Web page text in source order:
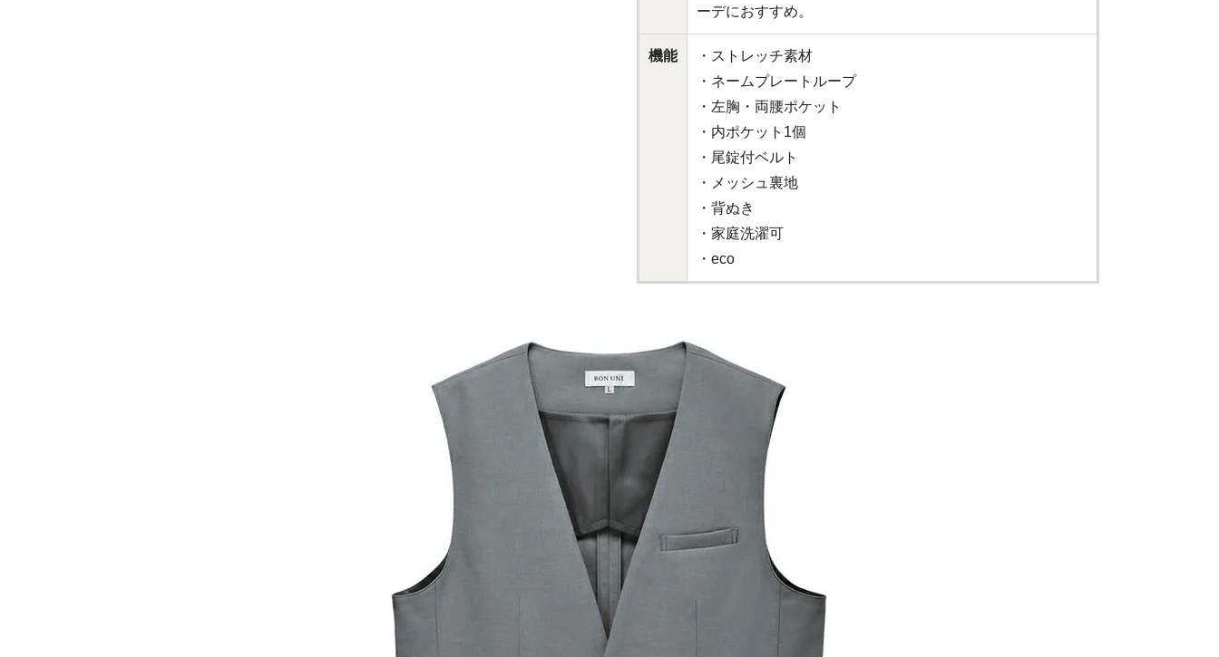
ーデにおすすめ。
機能
・ストレッチ素材
・ネームプレートループ
・左胸・両腰ポケット
・内ポケット1個
・尾錠付ベルト
・メッシュ裏地
・背ぬき
・家庭洗濯可
・eco